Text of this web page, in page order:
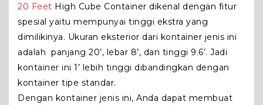
20 Feet High Cube Container dikenal dengan fitur
spesial yaitu mempunyai tinggi ekstra yang
dimilikinya. Ukuran eksterior dari kontainer jenis ini
adalah panjang 20’, lebar 8’, dan tinggi 9.6’. Jadi
kontainer ini 1’ lebih tinggi dibandingkan dengan
kontainer tipe standar.
Dengan kontainer jenis ini, Anda dapat membuat